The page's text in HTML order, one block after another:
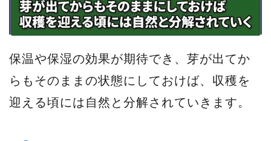
保温や保湿の効果が期待でき、芽が出てか
らもそのままの状態にしておけば、収穫を
迎える頃には自然と分解されていきます。